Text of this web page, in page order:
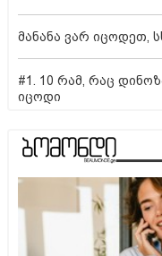
მანანა ვარ იცოდეთ,
#1. 10 რამ, რაც
იცოდი